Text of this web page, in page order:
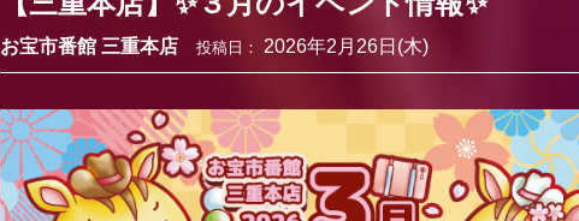
お宝市番館 三重本店 投稿日： 2026年2月26日(木)